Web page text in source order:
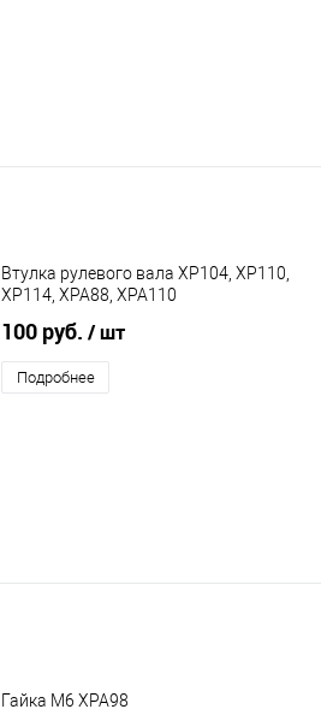
Втулка рулевого вала XP104, XP110,
XP114, XPA88, XPA110
100 руб. / шт
Подробнее
Гайка М6 XPA98